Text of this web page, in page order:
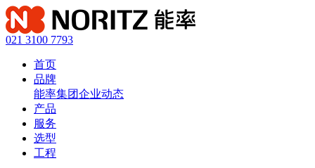
021 3100 7793
首页
品牌
能率集团企业动态
产品
服务
选型
工程